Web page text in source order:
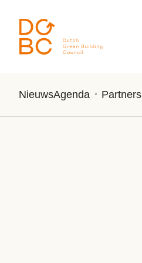
NieuwsAgenda Partners